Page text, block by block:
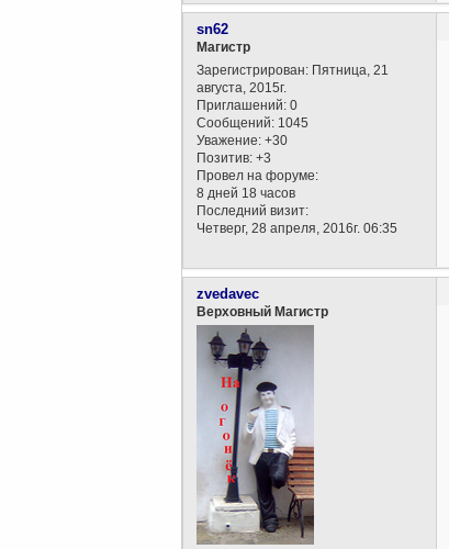
sn62
Магистр
Зарегистрирован: Пятница, 21
августа, 2015г.
Приглашений: 0
Сообщений: 1045
Уважение: +30
Позитив: +3
Провел на форуме:
8 дней 18 часов
Последний визит:
Четверг, 28 апреля, 2016г. 06:35
zvedavec
Верховный Магистр